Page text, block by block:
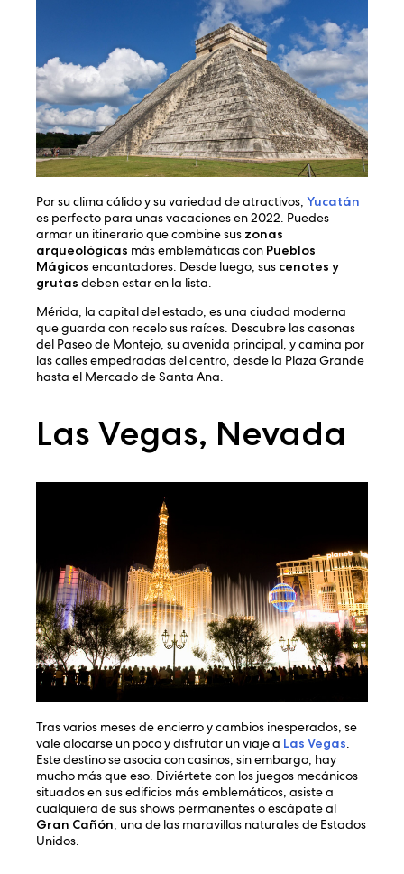
Por su clima cálido y su variedad de atractivos,Yucatán
es perfecto para unas vacaciones en 2022. Puedes
armar un itinerario que combine sus zonas
arqueológicas más emblemáticas con Pueblos
Mágicos encantadores. Desde luego, sus cenotes y
grutas deben estar en la lista.
Mérida, la capital del estado, es una ciudad moderna
que guarda con recelo sus raíces. Descubre las casonas
del Paseo de Montejo, su avenida principal, y camina por
las calles empedradas del centro, desde la Plaza Grande
hasta el Mercado de Santa Ana.
Las Vegas, Nevada
Tras varios meses de encierro y cambios inesperados, se
vale alocarse un poco y disfrutar un viaje a Las Vegas.
Este destino se asocia con casinos; sin embargo, hay
mucho más que eso. Diviértete con los juegos mecánicos
situados en sus edificios más emblemáticos, asiste a
cualquiera de sus shows permanentes o escápate al
Gran Cañón, una de las maravillas naturales de Estados
Unidos.